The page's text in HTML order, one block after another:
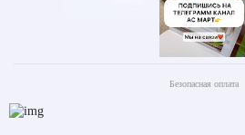
Безопасная оплата